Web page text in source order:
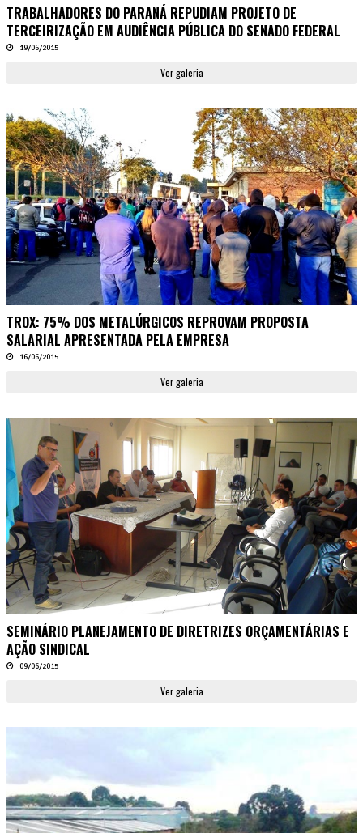
TRABALHADORES DO PARANÁ REPUDIAM PROJETO DE
TERCEIRIZAÇÃO EM AUDIÊNCIA PÚBLICA DO SENADO FEDERAL
19/06/2015
Ver galeria
TROX: 75% DOS METALÚRGICOS REPROVAM PROPOSTA
SALARIAL APRESENTADA PELA EMPRESA
16/06/2015
Ver galeria
SEMINÁRIO PLANEJAMENTO DE DIRETRIZES ORÇAMENTÁRIAS E
AÇÃO SINDICAL
09/06/2015
Ver galeria